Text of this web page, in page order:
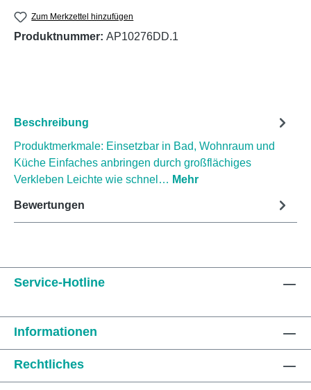
Zum Merkzettel hinzufügen
Produktnummer: AP10276DD.1
Beschreibung
Produktmerkmale: Einsetzbar in Bad, Wohnraum und
Küche Einfaches anbringen durch großflächiges
Verkleben Leichte wie schnel… Mehr
Bewertungen
Service-Hotline
Informationen
Rechtliches